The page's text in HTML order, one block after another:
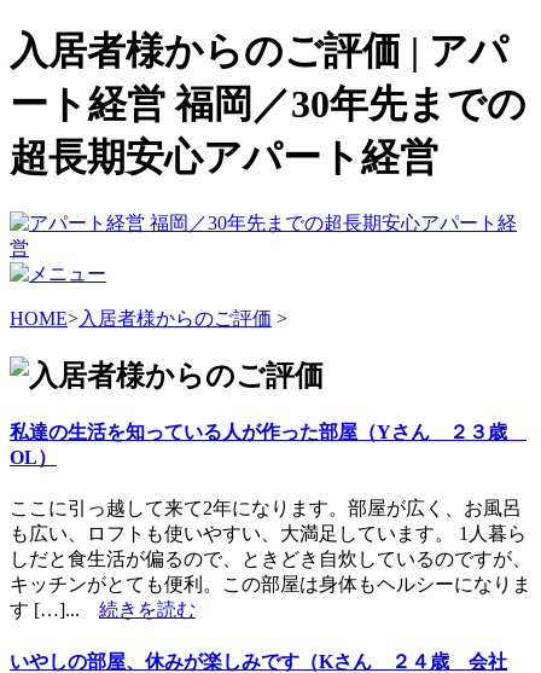
入居者様からのご評価 | アパ
ート経営 福岡／30年先までの
超長期安心アパート経営
HOME>入居者様からのご評価 >
私達の生活を知っている人が作った部屋（Yさん ２３歳
OL）
ここに引っ越して来て2年になります。部屋が広く、お風呂
も広い、ロフトも使いやすい、大満足しています。 1人暮ら
しだと食生活が偏るので、ときどき自炊しているのですが、
キッチンがとても便利。この部屋は身体もヘルシーになりま
す […]... 続きを読む
いやしの部屋、休みが楽しみです（Kさん ２４歳 会社